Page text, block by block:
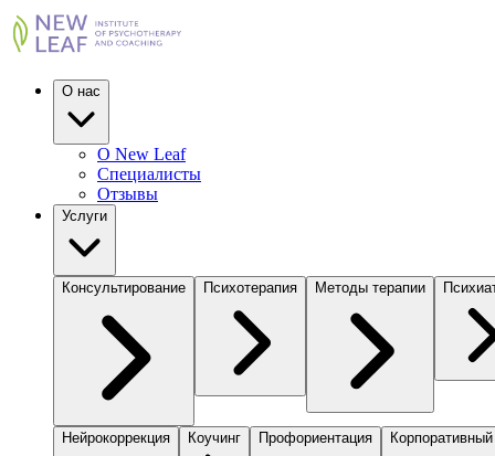
О нас
О New Leaf
Специалисты
Отзывы
Услуги
Консультирование Психотерапия Методы терапии
Нейрокоррекция Коучинг Профориентация